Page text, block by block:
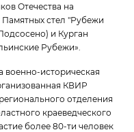
Отечества на
стел "Рубежи
и Курган
Рубежи».
историческая
КВИР
отделения
краеведческого
более 80-ти человек